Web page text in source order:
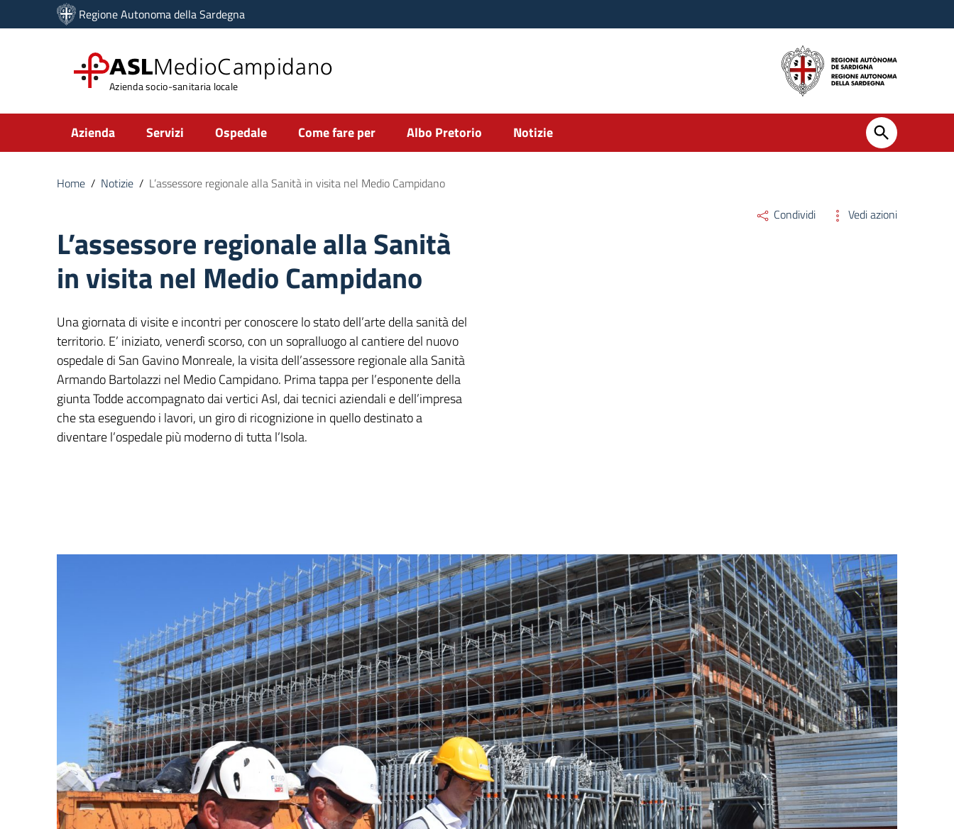
Vai ai contenuti
Vai al menu di navigazione
Regione Autonoma della Sardegna
ASLMedioCampidano
Azienda socio-sanitaria locale
Submenu
Azienda Servizi Ospedale Come fare per Albo Pretorio Notizie
Home / Notizie / L’assessore regionale alla Sanità in visita nel Medio Campidano
L’assessore regionale alla Sanità
in visita nel Medio Campidano
Una giornata di visite e incontri per conoscere lo stato dell’arte della sanità del
territorio. E’ iniziato, venerdì scorso, con un sopralluogo al cantiere del nuovo
ospedale di San Gavino Monreale, la visita dell’assessore regionale alla Sanità
Armando Bartolazzi nel Medio Campidano. Prima tappa per l’esponente della
giunta Todde accompagnato dai vertici Asl, dai tecnici aziendali e dell’impresa
che sta eseguendo i lavori, un giro di ricognizione in quello destinato a
diventare l’ospedale più moderno di tutta l’Isola.
Condividi Vedi azioni